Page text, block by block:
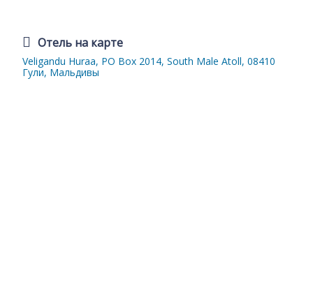
Отель на карте
Veligandu Huraa, PO Box 2014, South Male Atoll, 08410
Гули, Мальдивы